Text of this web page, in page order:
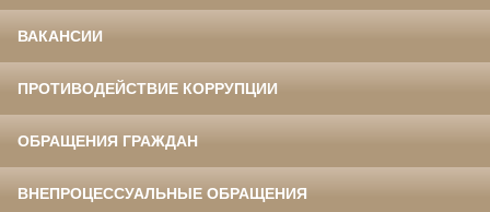
ВАКАНСИИ
ПРОТИВОДЕЙСТВИЕ КОРРУПЦИИ
ОБРАЩЕНИЯ ГРАЖДАН
ВНЕПРОЦЕССУАЛЬНЫЕ ОБРАЩЕНИЯ